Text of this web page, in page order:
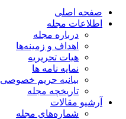
صفحه اصلی
اطلاعات مجله
درباره مجله
اهداف و زمینه‌ها
هیات تحریریه
نمایه نامه ها
بیانیه حریم خصوصی
تاریخچه مجله
آرشیو مقالات
شماره‌های مجله